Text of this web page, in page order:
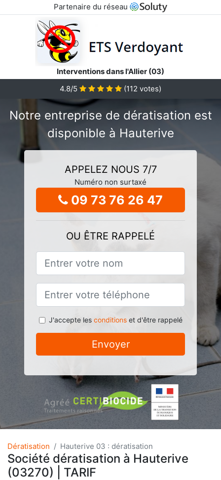
Partenaire du réseau
Interventions dans l'Allier (03)
4.8/5
(112 votes)
Notre entreprise de dératisation est
disponible à Hauterive
APPELEZ NOUS 7/7
Numéro non surtaxé
09 73 76 26 47
OU ÊTRE RAPPELÉ
J'accepte les conditionset d'être rappelé
Envoyer
Dératisation Hauterive 03 : dératisation
Société dératisation à Hauterive
(03270) | TARIF